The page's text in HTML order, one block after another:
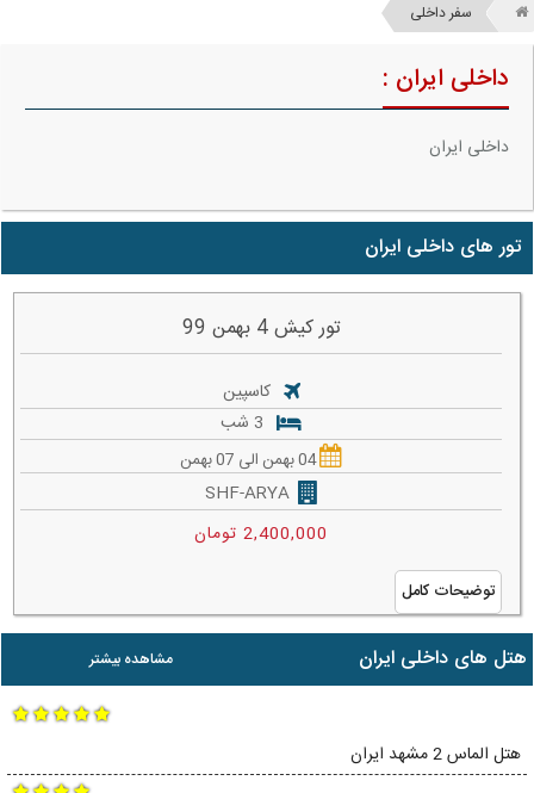
سفر داخلی
داخلی ایران :
داخلی ایران
تور های داخلی ایران
تور کیش 4 بهمن 99
کاسپین
04 بهمن الی 07 بهمن
SHF-ARYA
2,400,000 تومان
توضیحات کامل
مشاهده بیشتر هتل های داخلی ایران
هتل الماس 2 مشهد ایران